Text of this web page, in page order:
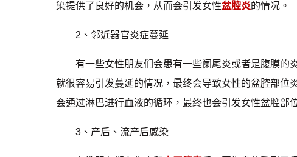
染提供了良好的机会，从而会引发女性盆腔炎的情况。
2、邻近器官炎症蔓延
有一些女性朋友们会患有一些阑尾炎或者是腹膜的
就很容易引发蔓延的情况，最终会导致女性的盆腔部
会通过淋巴进行血液的循环，最终也会引发女性盆腔部
3、产后、流产后感染